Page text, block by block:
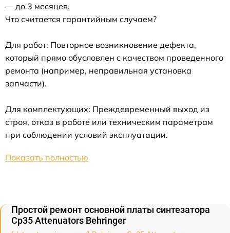
— до 3 месяцев.
Что считается гарантийным случаем?
Для работ: Повторное возникновение дефекта,
который прямо обусловлен с качеством проведенного
ремонта (например, неправильная установка
запчасти).
Для комплектующих: Преждевременный выход из
строя, отказ в работе или техническим параметрам
при соблюдении условий эксплуатации.
Показать полностью
Простой ремонт основной платы синтезатора
Cp35 Attenuators Behringer